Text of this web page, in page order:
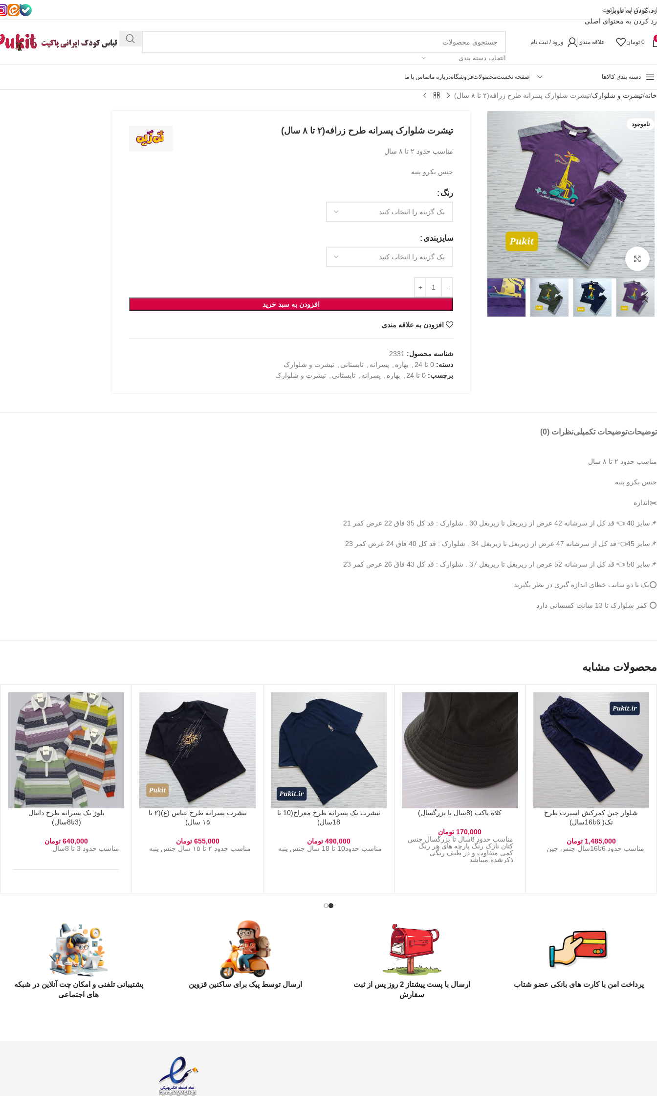
رد کردن به ناوبری
رد کردن به محتوای اصلی
کودک ایرانی پاکیت
0 تومان علاقه مندی ورود / ثبت نام
انتخاب دسته بندی
دسته بندی کالاها صفحه نخستمحصولاتفروشگاهدرباره ماتماس با ما
خانه تیشرت و شلوارک تیشرت شلوارک پسرانه طرح زرافه(۲ تا ۸ سال)
ناموجود
بزرگنمایی تصویر
تیشرت شلوارک پسرانه طرح زرافه(۲ تا ۸ سال)
مناسب حدود ۲ تا ۸ سال
جنس یکرو پنبه
رنگ
سایزبندی
افزودن به سبد خرید
افزودن به علاقه مندی
شناسه محصول: 2331
دسته: 0 تا 24 بهاره پسرانه تابستانی
تیشرت و شلوارک
برچسب: 0 تا 24 بهاره پسرانه تابستانی تیشرت و شلوارک
توضیحاتتوضیحات تکمیلینظرات (0)
مناسب حدود ۲ تا ۸ سال
جنس یکرو پنبه
✂️اندازه
📌سایز 40 👈 قد کل از سرشانه 42 عرض از زیربغل تا زیربغل 30 . شلوارک : قد کل 35 فاق 22 عرض کمر 21
📌سایز 45👈 قد کل از سرشانه 47 عرض از زیربغل تا زیربغل 34 . شلوارک : قد کل 40 فاق 24 عرض کمر 23
📌سایز 50 👈 قد کل از سرشانه 52 عرض از زیربغل تا زیربغل 37 . شلوارک : قد کل 43 فاق 26 عرض کمر 23
⭕️یک تا دو سانت خطای اندازه گیری در نظر بگیرید
⭕️ کمر شلوارک تا 13 سانت کشسانی دارد
محصولات مشابه
شلوار جین کمرکش اسپرت طرح
تک( 6تا16سال)
1,485,000 تومان
مناسب حدود 6تا16سال جنس جین
کلاه باکت (8سال تا بزرگسال)
170,000 تومان
مناسب حدود 8سال تا بزرگسال جنس
کتان نازک رنگ پارچه های هر رنگ
کمی متفاوت و در طیف رنگی
ذکرشده میباشد
تیشرت تک پسرانه طرح معراج(10 تا
18سال)
490,000 تومان
مناسب حدود10 تا 18 سال جنس پنبه
تیشرت پسرانه طرح عباس (ع)(۲ تا
۱۵ سال)
655,000 تومان
مناسب حدود ۲ تا ۱۵ سال جنس پنبه
بلوز تک پسرانه طرح دانیال
(3تا8سال)
640,000 تومان
مناسب حدود 3 تا 8سال
پرداخت امن با کارت های بانکی عضو شتاب
ارسال با پست پیشتاز 2 روز پس از ثبت
سفارش
ارسال توسط پیک برای ساکنین قزوین
پشتیبانی تلفنی و امکان چت آنلاین در شبکه
های اجتماعی